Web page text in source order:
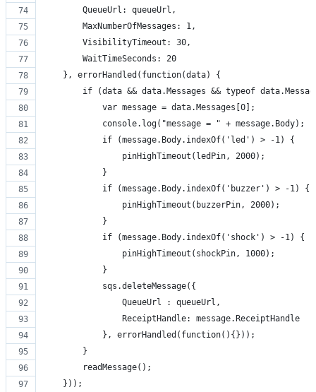
        QueueUrl: queueUrl,
        MaxNumberOfMessages: 1,
        VisibilityTimeout: 30,
        WaitTimeSeconds: 20
    }, errorHandled(function(data) {
if (data && data.Messages && typeof
            var message = data.Messages[0];
            console.log("message = " + message.Body);
            if (message.Body.indexOf('led') > -1) {
                pinHighTimeout(ledPin, 2000);
            }
            if (message.Body.indexOf('buzzer') > -1) {
                pinHighTimeout(buzzerPin, 2000);
            }
            if (message.Body.indexOf('shock') > -1) {
                pinHighTimeout(shockPin, 1000);
            }
            sqs.deleteMessage({
                QueueUrl : queueUrl,
                ReceiptHandle: message.ReceiptHandle
            }, errorHandled(function(){}));
        }
        readMessage();
    }));